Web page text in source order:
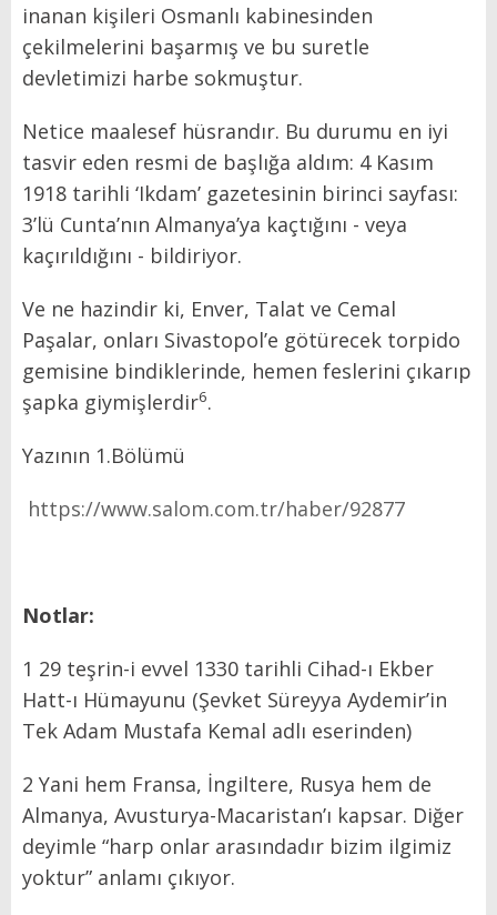
inanan kişileri Osmanlı kabinesinden
çekilmelerini başarmış ve bu suretle
devletimizi harbe sokmuştur.
Netice maalesef hüsrandır. Bu durumu en iyi
tasvir eden resmi de başlığa aldım: 4 Kasım
1918 tarihli ‘Ikdam’ gazetesinin birinci sayfası:
3’lü Cunta’nın Almanya’ya kaçtığını - veya
kaçırıldığını - bildiriyor.
Ve ne hazindir ki, Enver, Talat ve Cemal
Paşalar, onları Sivastopol’e götürecek torpido
gemisine bindiklerinde, hemen feslerini çıkarıp
şapka giymişlerdir6.
Yazının 1.Bölümü
https://www.salom.com.tr/haber/92877
Notlar:
1 29 teşrin-i evvel 1330 tarihli Cihad-ı Ekber
Hatt-ı Hümayunu (Şevket Süreyya Aydemir’in
Tek Adam Mustafa Kemal adlı eserinden)
2 Yani hem Fransa, İngiltere, Rusya hem de
Almanya, Avusturya-Macaristan’ı kapsar. Diğer
deyimle “harp onlar arasındadır bizim ilgimiz
yoktur” anlamı çıkıyor.